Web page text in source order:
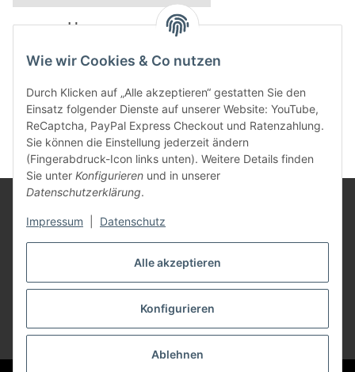
Alle akzeptieren
Konfigurieren
Ablehnen
Wie wir Cookies & Co nutzen
Durch Klicken auf „Alle akzeptieren“ gestatten Sie den
Einsatz folgender Dienste auf unserer Website: YouTube,
ReCaptcha, PayPal Express Checkout und Ratenzahlung.
Sie können die Einstellung jederzeit ändern
(Fingerabdruck-Icon links unten). Weitere Details finden
Sie unter Konfigurieren und in unserer
Datenschutzerklärung.
Impressum Datenschutz
powered by
Rechtliches
Mein Konto
Vertrag widerrufen
* Alle Preise inkl. gesetzlicher USt., zzgl.Versand